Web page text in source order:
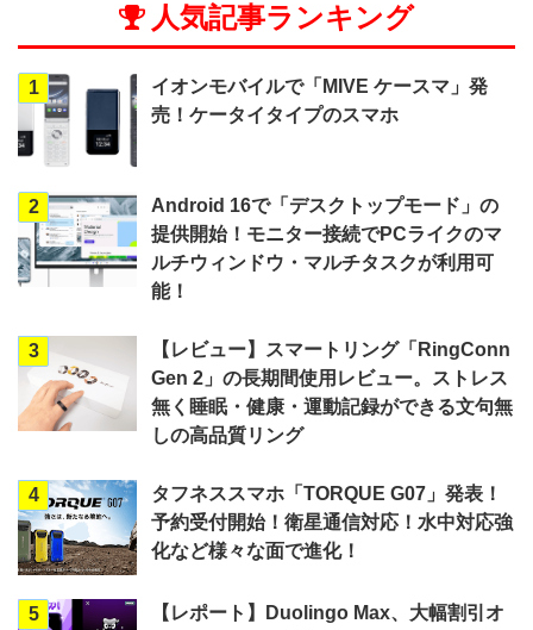
人気記事ランキング
1
イオンモバイルで「MIVE ケースマ」発
売！ケータイタイプのスマホ
2
Android 16で「デスクトップモード」の
提供開始！モニター接続でPCライクのマ
ルチウィンドウ・マルチタスクが利用可
能！
3
【レビュー】スマートリング「RingConn
Gen 2」の長期間使用レビュー。ストレス
無く睡眠・健康・運動記録ができる文句無
しの高品質リング
4
タフネススマホ「TORQUE G07」発表！
予約受付開始！衛星通信対応！水中対応強
化など様々な面で進化！
5
【レポート】Duolingo Max、大幅割引オ